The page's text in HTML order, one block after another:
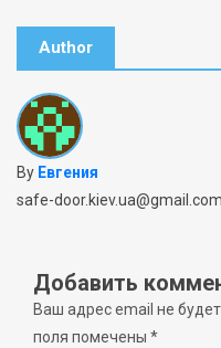
Author
By Евгения
safe-door.kiev.ua@gmail.com
Добавить
Ваш адрес email не
поля помечены *